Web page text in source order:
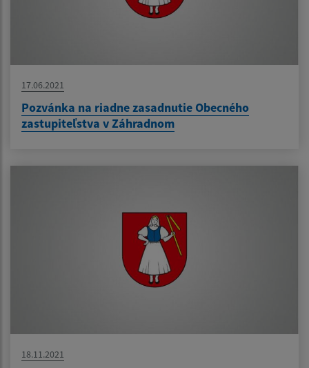
17.06.2021
Pozvánka na riadne zasadnutie Obecného
zastupiteľstva v Záhradnom
18.11.2021